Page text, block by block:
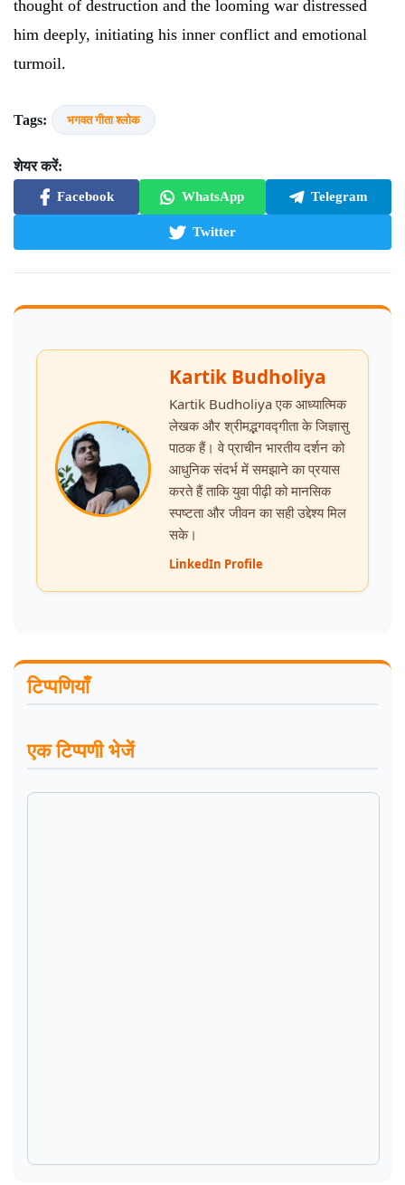
thought of destruction and the looming war distressed
him deeply, initiating his inner conflict and emotional
turmoil.
Tags: भगवत गीता श्लोक
शेयर करें:
Facebook WhatsApp Telegram
Twitter
Kartik Budholiya
Kartik Budholiya एक आध्यात्मिक
लेखक और श्रीमद्भगवद्गीता के जिज्ञासु
पाठक हैं। वे प्राचीन भारतीय दर्शन को
आधुनिक संदर्भ में समझाने का प्रयास
करते हैं ताकि युवा पीढ़ी को मानसिक
स्पष्टता और जीवन का सही उद्देश्य मिल
सके।
LinkedIn Profile
टिप्पणियाँ
एक टिप्पणी भेजें